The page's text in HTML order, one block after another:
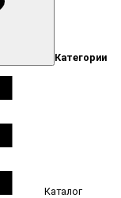
Категории
Каталог